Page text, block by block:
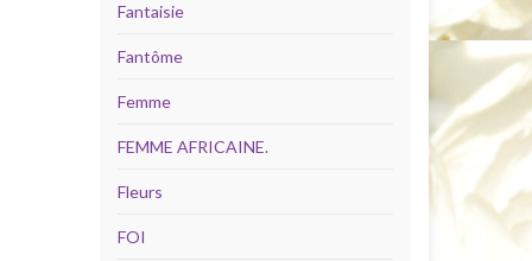
Fantaisie
Fantôme
Femme
FEMME AFRICAINE.
Fleurs
FOI